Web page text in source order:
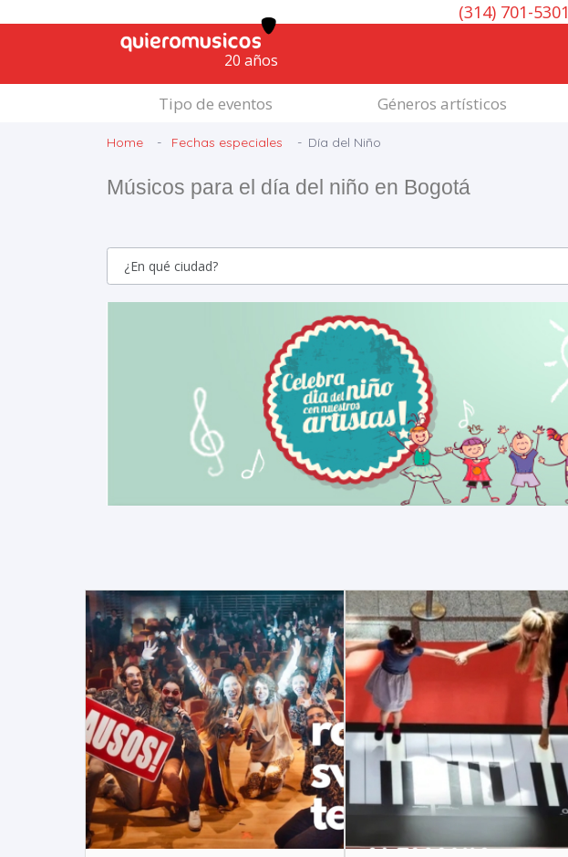
(314) 701-5301
20 años
Tipo de eventos Géneros artísticos
Home Fechas especiales Día del Niño
Músicos para el día del niño en Bogotá